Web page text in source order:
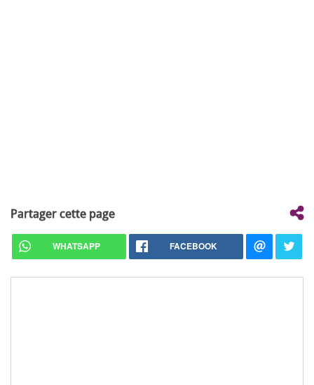
Partager cette page
WHATSAPP FACEBOOK